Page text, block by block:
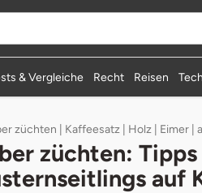
& Vergleiche Recht Reisen
züchten | Kaffeesatz | Holz | Eimer |
züchten: Tipps
auf